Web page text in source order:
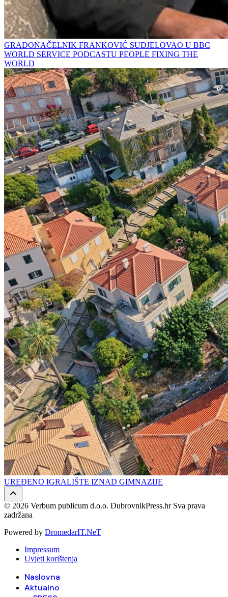
GRADONAČELNIK FRANKOVIĆ SUDJELOVAO U BBC
WORLD SERVICE PODCASTU PEOPLE FIXING THE
WORLD
UREĐENO IGRALIŠTE IZNAD GIMNAZIJE
© 2026 Verbum publicum d.o.o. DubrovnikPress.hr Sva prava
zadržana
Powered by DromedarIT.NeT
Impressum
Uvjeti korištenja
Naslovna
Aktualno